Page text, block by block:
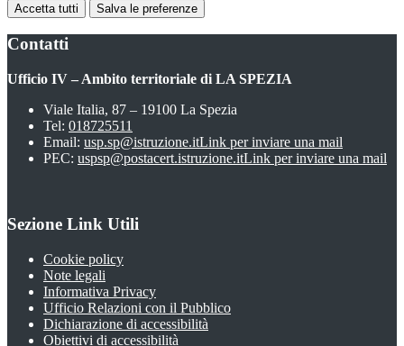
Accetta tutti Salva le preferenze
Contatti
Ufficio IV – Ambito territoriale di LA SPEZIA
Viale Italia, 87 – 19100 La Spezia
Tel: 018725511
Email: usp.sp@istruzione.itLink per inviare una mail
PEC: uspsp@postacert.istruzione.itLink per inviare una mail
Sezione Link Utili
Cookie policy
Note legali
Informativa Privacy
Ufficio Relazioni con il Pubblico
Dichiarazione di accessibilità
Obiettivi di accessibilità